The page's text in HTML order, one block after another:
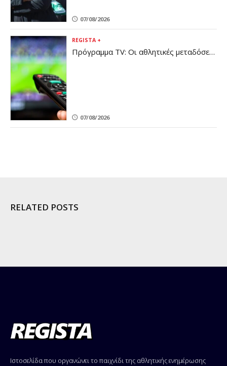
07/08/2026
REGISTA +
Πρόγραμμα TV: Οι αθλητικές μεταδόσεις
07/08/2026
RELATED POSTS
Ιστοσελίδα που οργανώνει το παιχνίδι της αθλητικής ενημέρωσης